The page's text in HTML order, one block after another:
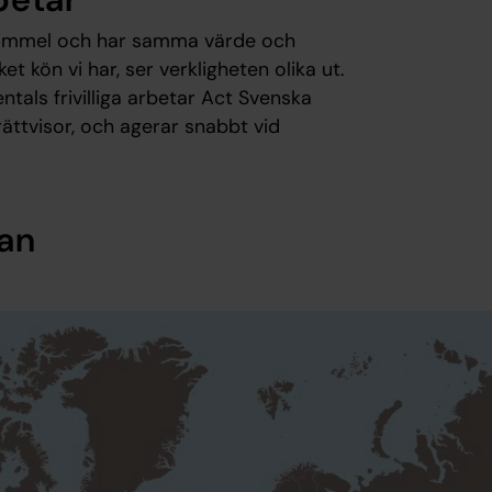
och har samma värde och
kön vi har, ser verkligheten olika ut.
frivilliga arbetar Act Svenska
och agerar snabbt vid